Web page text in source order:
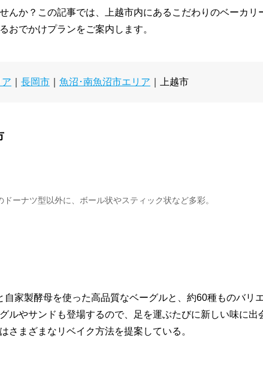
んか？この記事では、上越市内にあるこだわりのベーカリ
おでかけプランをご案内します。
長岡市 魚沼･南魚沼市エリア ｜上越市
ーナツ型以外に、ボール状やスティック状など多彩。
家製酵母を使った高品質なベーグルと、約60種ものバリ
ルやサンドも登場するので、足を運ぶたびに新しい味に出
さまざまなリベイク方法を提案している。